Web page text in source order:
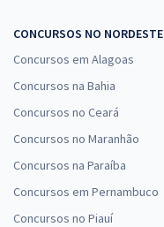
CONCURSOS NO NORDESTE
Concursos em Alagoas
Concursos na Bahia
Concursos no Ceará
Concursos no Maranhão
Concursos na Paraíba
Concursos em Pernambuco
Concursos no Piauí